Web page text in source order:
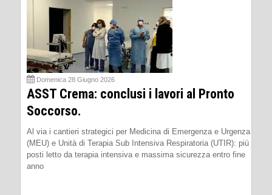
Domenica 28 Giugno 2026
ASST Crema: conclusi i lavori al Pronto
Soccorso.
Al via i cantieri strategici per Medicina di Emergenza e Urgenza
(MEU) e Unità di Terapia Sub Intensiva Respiratoria (UTIR): più
posti letto da terapia intensiva e massima sicurezza entro fine
anno